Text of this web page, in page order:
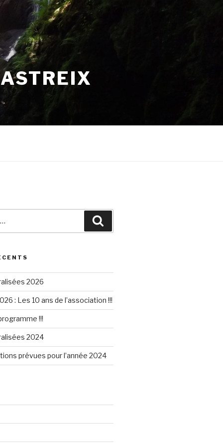
2026
: Les 10 ans de l’association !!!
!!!
2024
prévues pour l’année 2024